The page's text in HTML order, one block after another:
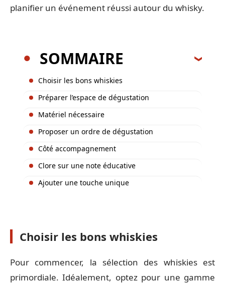
planifier un événement réussi autour du whisky.
SOMMAIRE
Choisir les bons whiskies
Préparer l’espace de dégustation
Matériel nécessaire
Proposer un ordre de dégustation
Côté accompagnement
Clore sur une note éducative
Ajouter une touche unique
Choisir les bons whiskies
Pour commencer, la sélection des whiskies est
primordiale. Idéalement, optez pour une gamme